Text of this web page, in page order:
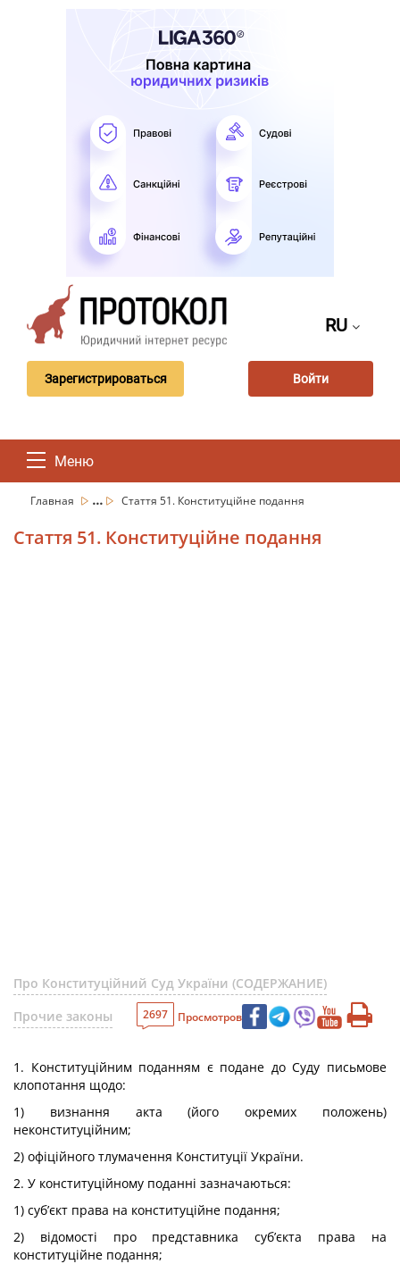
RU
Зарегистрироваться Войти
Меню
Главная ... Стаття 51. Конституційне подання
Стаття 51. Конституційне подання
Про Конституційний Суд України (СОДЕРЖАНИЕ)
Прочие законы
2697 Просмотров
1. Конституційним поданням є подане до Суду письмове
клопотання щодо:
1) визнання акта (його окремих положень)
неконституційним;
2) офіційного тлумачення Конституції України.
2. У конституційному поданні зазначаються:
1) суб’єкт права на конституційне подання;
2) відомості про представника суб’єкта права на
конституційне подання;